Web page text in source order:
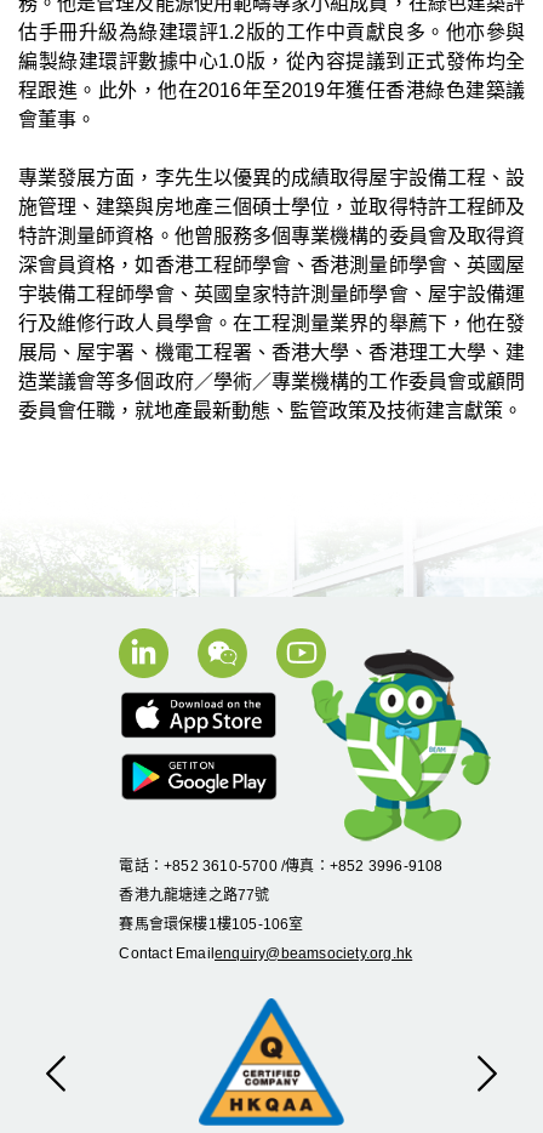
估手冊升級為綠建環評1.2版的工作中貢獻良多。他亦參與
編製綠建環評數據中心1.0版，從內容提議到正式發佈均全
程跟進。此外，他在2016年至2019年獲任香港綠色建築議
會董事。
專業發展方面，李先生以優異的成績取得屋宇設備工程、設
施管理、建築與房地產三個碩士學位，並取得特許工程師及
特許測量師資格。他曾服務多個專業機構的委員會及取得資
深會員資格，如香港工程師學會、香港測量師學會、英國屋
宇裝備工程師學會、英國皇家特許測量師學會、屋宇設備運
行及維修行政人員學會。在工程測量業界的舉薦下，他在發
展局、屋宇署、機電工程署、香港大學、香港理工大學、建
造業議會等多個政府／學術／專業機構的工作委員會或顧問
委員會任職，就地產最新動態、監管政策及技術建言獻策。
Previous Next
電話：+852 3610-5700 /傳真：+852 3996-9108
香港九龍塘達之路77號
賽馬會環保樓1 樓105-106室
Contact Emailenquiry@beamsociety.org.hk